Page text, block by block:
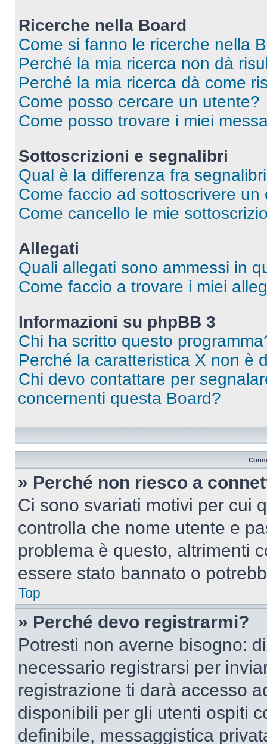
Ricerche nella Board
Come si fanno le ricerche nella
Perché la mia ricerca non dà
Perché la mia ricerca dà come
Come posso cercare un utente?
Come posso trovare i miei
Sottoscrizioni e segnalibri
Qual è la differenza fra
Come faccio ad sottoscrivere
Come cancello le mie
Allegati
Quali allegati sono ammessi in
Come faccio a trovare i miei
Informazioni su phpBB 3
Chi ha scritto questo
Perché la caratteristica X non è
Chi devo contattare per
concernenti questa Board?
» Perché non riesco a
Ci sono svariati motivi per cui
controlla che nome utente e
problema è questo, altrimenti
essere stato bannato o
Top
» Perché devo registrarmi?
Potresti non averne bisogno:
necessario registrarsi per
registrazione ti darà accesso
disponibili per gli utenti ospiti
definibile, messaggistica